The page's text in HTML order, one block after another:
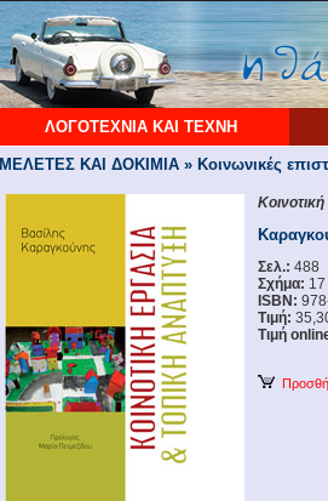
ΛΟΓΟΤΕΧΝΙΑ ΚΑΙ ΤΕΧΝΗ
ΜΕΛΕΤΕΣ ΚΑΙ ΔΟΚΙΜΙΑ » Κοινωνικές
Σελ.: 488
Σχήμα:
ISBN:
Τιμή:
Τιμή